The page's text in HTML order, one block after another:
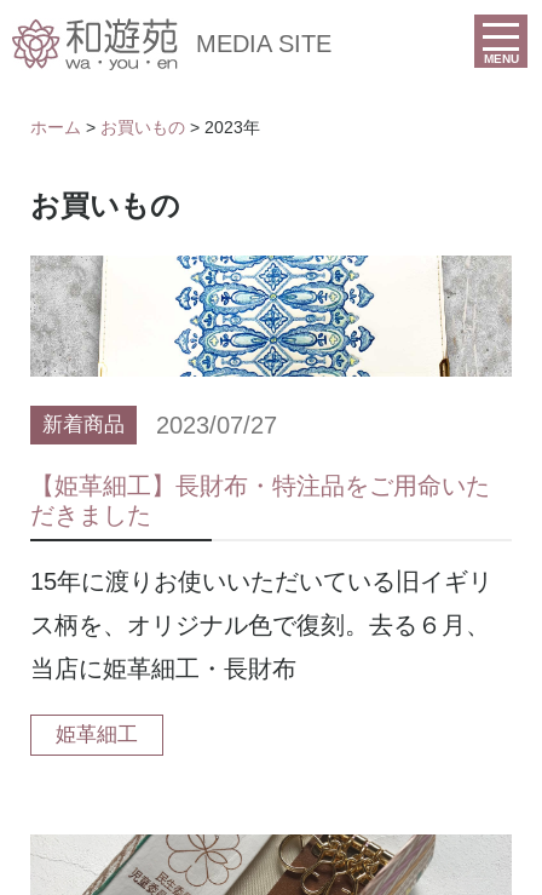
MEDIA SITE
MENU
ホーム > お買いもの > 2023年
お買いもの
新着商品 2023/07/27
【姫革細工】長財布・特注品をご用命いた
だきました
15年に渡りお使いいただいている旧イギリ
ス柄を、オリジナル色で復刻。去る６月、
当店に姫革細工・長財布
姫革細工